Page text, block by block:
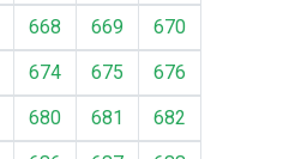
668 669
670
674 675
676
680 681
682